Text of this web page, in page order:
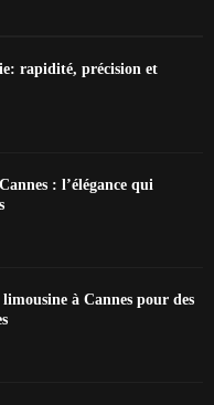
rapidité, précision et
: l’élégance qui
à Cannes pour des